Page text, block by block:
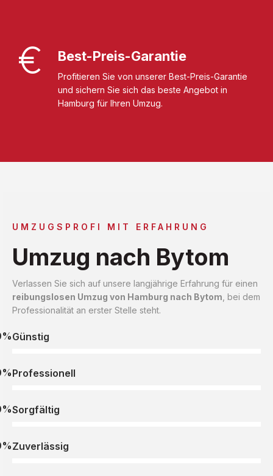
Best-Preis-Garantie
Profitieren Sie von unserer Best-Preis-Garantie
und sichern Sie sich das beste Angebot in
Hamburg für Ihren Umzug.
UMZUGSPROFI MIT ERFAHRUNG
Umzug nach Bytom
Verlassen Sie sich auf unsere langjährige Erfahrung für einen
reibungslosen Umzug von Hamburg nach Bytom , bei dem
Professionalität an erster Stelle steht.
Günstig
Professionell
Sorgfältig
Zuverlässig